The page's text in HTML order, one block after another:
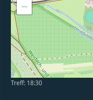
−
Treff: 18:30